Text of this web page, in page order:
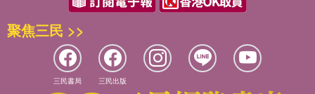
聚焦三民 >>
三民書局 三民出版